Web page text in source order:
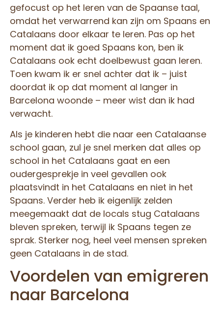
gefocust op het leren van de Spaanse taal,
omdat het verwarrend kan zijn om Spaans en
Catalaans door elkaar te leren. Pas op het
moment dat ik goed Spaans kon, ben ik
Catalaans ook echt doelbewust gaan leren.
Toen kwam ik er snel achter dat ik – juist
doordat ik op dat moment al langer in
Barcelona woonde – meer wist dan ik had
verwacht.
Als je kinderen hebt die naar een Catalaanse
school gaan, zul je snel merken dat alles op
school in het Catalaans gaat en een
oudergesprekje in veel gevallen ook
plaatsvindt in het Catalaans en niet in het
Spaans. Verder heb ik eigenlijk zelden
meegemaakt dat de locals stug Catalaans
bleven spreken, terwijl ik Spaans tegen ze
sprak. Sterker nog, heel veel mensen spreken
geen Catalaans in de stad.
Voordelen van emigreren
naar Barcelona